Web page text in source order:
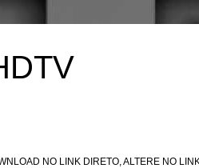
NO LINK DIRETO, ALTERE NO